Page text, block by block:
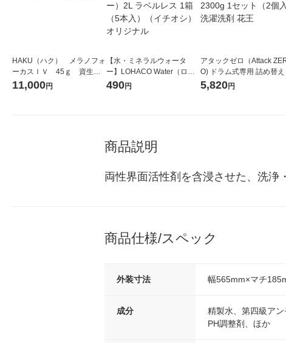
HAKU（ハク） メラノフォ
ーカスＩＶ 45ｇ 資生
堂 おまけ付き
11,000円
【水・ミネラルウォータ
ー】LOHACO Water（ロハ
コウォーター）2L ラベルレ
490円
アタックゼロ（Attack
O) ドラム式専用 詰め替え
ガジャンボ 2300g 1セット
5,820円
商品説明
両性界面活性剤を含浸させた、洗浄
商品仕様/スペック
外装寸法 幅565mm×マチ
成分
精製水、第四級アン
PH調整剤、ほか